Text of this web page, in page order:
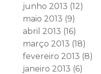
junho 2013 (12)
maio 2013 (9)
abril 2013 (16)
março 2013 (18)
fevereiro 2013 (8)
janeiro 2013 (6)